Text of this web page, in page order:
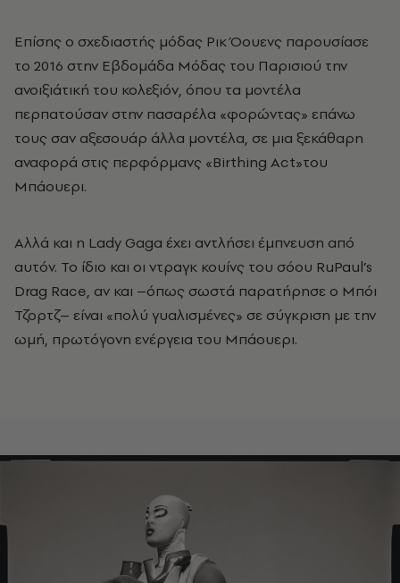
Επίσης ο σχεδιαστής μόδας Ρικ Όουενς παρουσίασε
το 2016 στην Εβδομάδα Μόδας του Παρισιού την
ανοιξιάτική του κολεξιόν, όπου τα μοντέλα
περπατούσαν στην πασαρέλα «φορώντας» επάνω
τους σαν αξεσουάρ άλλα μοντέλα, σε μια ξεκάθαρη
αναφορά στις περφόρμανς «Birthing Act»του
Μπάουερι.
Αλλά και η Lady Gaga έχει αντλήσει έμπνευση από
αυτόν. Το ίδιο και οι ντραγκ κουίνς του σόου RuPaul’s
Drag Race, αν και –όπως σωστά παρατήρησε ο Μπόι
Τζορτζ– είναι «πολύ γυαλισμένες» σε σύγκριση με την
ωμή, πρωτόγονη ενέργεια του Μπάουερι.